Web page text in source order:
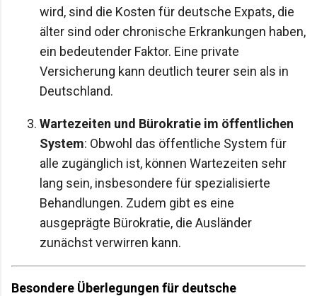
wird, sind die Kosten für deutsche Expats, die
älter sind oder chronische Erkrankungen haben,
ein bedeutender Faktor. Eine private
Versicherung kann deutlich teurer sein als in
Deutschland.
Wartezeiten und Bürokratie im öffentlichen
System: Obwohl das öffentliche System für
alle zugänglich ist, können Wartezeiten sehr
lang sein, insbesondere für spezialisierte
Behandlungen. Zudem gibt es eine
ausgeprägte Bürokratie, die Ausländer
zunächst verwirren kann.
Besondere Überlegungen für deutsche